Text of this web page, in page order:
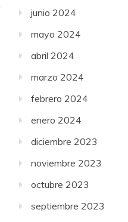
junio 2024
mayo 2024
abril 2024
marzo 2024
febrero 2024
enero 2024
diciembre 2023
noviembre 2023
octubre 2023
septiembre 2023